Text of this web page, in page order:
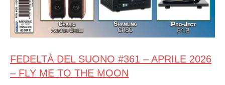
FEDELTÀ DEL SUONO #361 – APRILE 2026
– FLY ME TO THE MOON